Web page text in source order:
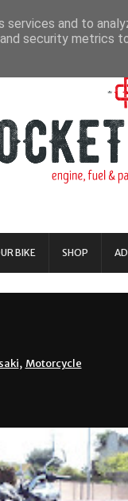
BIKE SHOP
, Motorcycle
and to
security metrics